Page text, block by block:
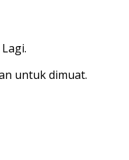
untuk dimuat.